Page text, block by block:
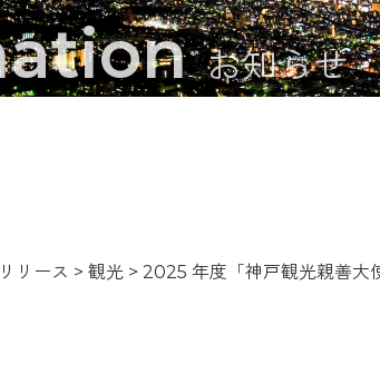
お知らせ
リース > 観光 > 2025 年度「神戸観光親善大